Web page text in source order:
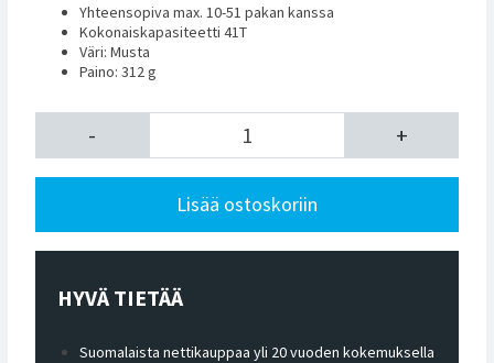
Yhteensopiva max. 10-51 pakan kanssa
Kokonaiskapasiteetti 41T
Väri: Musta
Paino: 312 g
- +
Lisää ostoskoriin
HYVÄ TIETÄÄ
Suomalaista nettikauppaa yli 20 vuoden kokemuksella